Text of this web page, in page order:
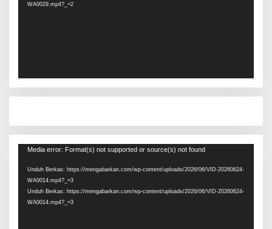
WA0029.mp4?_=2
Pemutar
Media error: Format(s) not supported or source(s) not found
Unduh Berkas: https://mengabarkan.com/wp-content/uploads/2026/06/VID-20260624-
WA0014.mp4?_=3
Unduh Berkas: https://mengabarkan.com/wp-content/uploads/2026/06/VID-20260624-
WA0014.mp4?_=3